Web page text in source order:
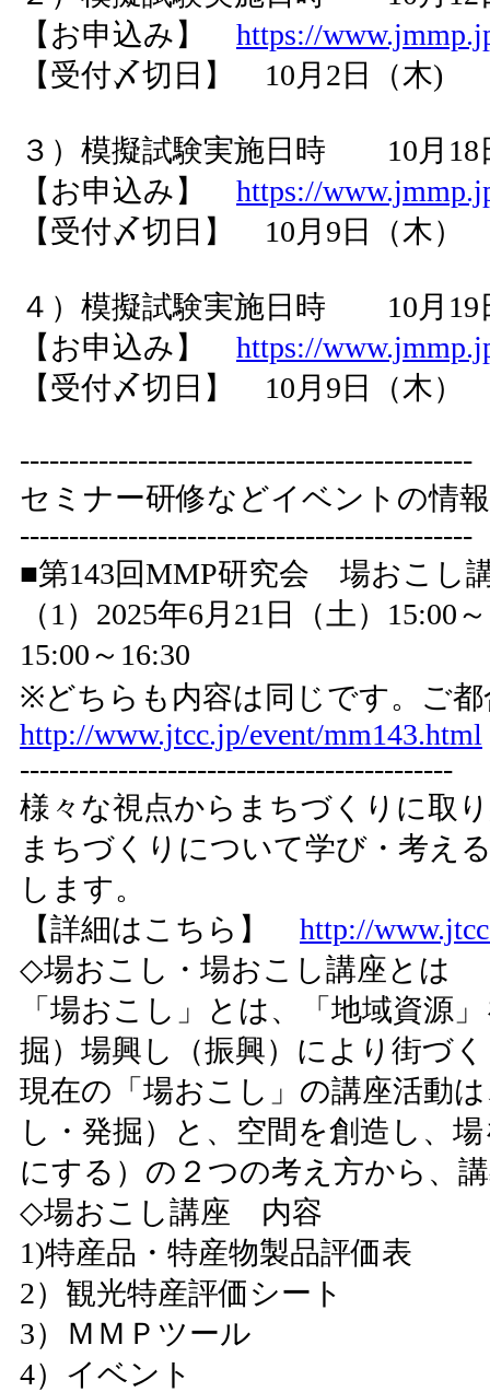
【お申込み】 https://
【受付〆切日】 10月2日（木)
３）模擬試験実施日時 10月18
【お申込み】 https://
【受付〆切日】 10月9日（木）
４）模擬試験実施日時 10月19
【お申込み】 https://
【受付〆切日】 10月9日（木）
----------------------------------------------
セミナー研修などイベントの情報
----------------------------------------------
■第143回MMP研究会 場おこし
（1）2025年6月21日（土）15:00
15:00～16:30
※どちらも内容は同じです。ご
http://www.jtcc.jp/event/mm143.html
--------------------------------------------
様々な視点からまちづくりに取
まちづくりについて学び・考え
します。
【詳細はこちら】 http://
◇場おこし・場おこし講座とは
「場おこし」とは、「地域資源
掘）場興し（振興）により街づ
現在の「場おこし」の講座活動
し・発掘）と、空間を創造し、
にする）の２つの考え方から、
◇場おこし講座 内容
1)特産品・特産物製品評価表
2）観光特産評価シート
3）ＭＭＰツール
4）イベント